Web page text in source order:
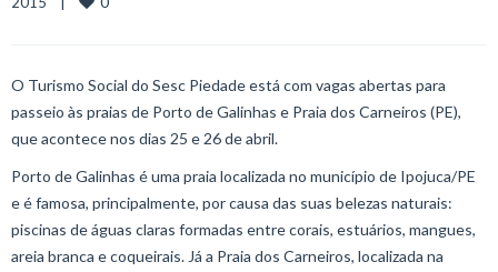
O Turismo Social do Sesc Piedade está com vagas abertas para
passeio às praias de Porto de Galinhas e Praia dos Carneiros (PE),
que acontece nos dias 25 e 26 de abril.
Porto de Galinhas é uma praia localizada no município de Ipojuca/PE
e é famosa, principalmente, por causa das suas belezas naturais:
piscinas de águas claras formadas entre corais, estuários, mangues,
areia branca e coqueirais. Já a Praia dos Carneiros, localizada na